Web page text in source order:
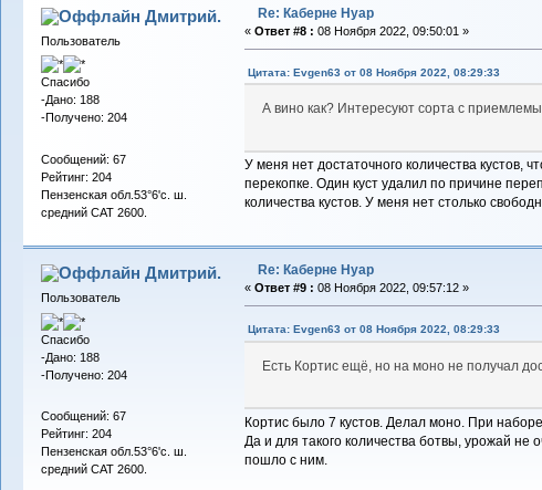
Дмитрий.
Пользователь
Спасибо
-Дано: 188
-Получено: 204
Сообщений: 67
Рейтинг: 204
Пензенская обл.53°6'с. ш.
средний САТ 2600.
Re: Каберне Нуар
« Ответ #8 : 08 Ноября 2022, 09:50:01 »
Цитата: Evgen63 от 08 Ноября 2022, 08:29:33
А вино как? Интересуют сорта с
У меня нет достаточного количества кустов,
перекопке. Один куст удалил по причине
количества кустов. У меня нет столько
Дмитрий.
Пользователь
Спасибо
-Дано: 188
-Получено: 204
Сообщений: 67
Рейтинг: 204
Пензенская обл.53°6'с. ш.
средний САТ 2600.
Re: Каберне Нуар
« Ответ #9 : 08 Ноября 2022, 09:57:12 »
Цитата: Evgen63 от 08 Ноября 2022, 08:29:33
Есть Кортис ещё, но на моно не получал
Кортис было 7 кустов. Делал моно. При
Да и для такого количества ботвы, урожай
пошло с ним.